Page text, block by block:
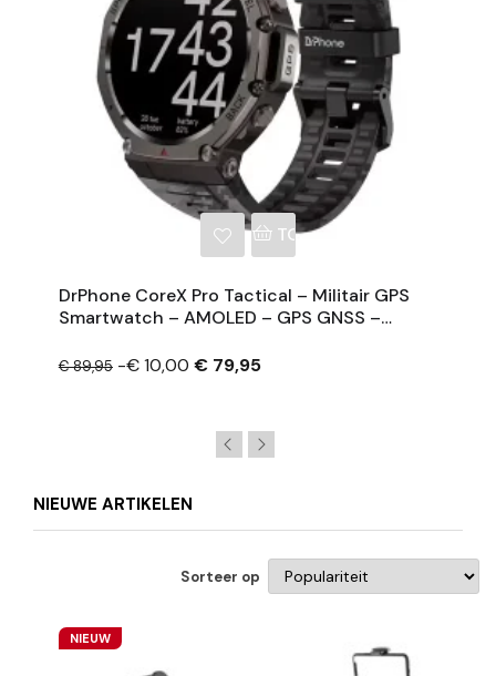
TOEVOEGEN AAN
DrPhone CoreX Pro Tactical – Militair GPS
Smartwatch – AMOLED – GPS GNSS –
Horloge Heren
€ 89,95 -€ 10,00 € 79,95
NIEUWE ARTIKELEN
Sorteer op
NIEUW